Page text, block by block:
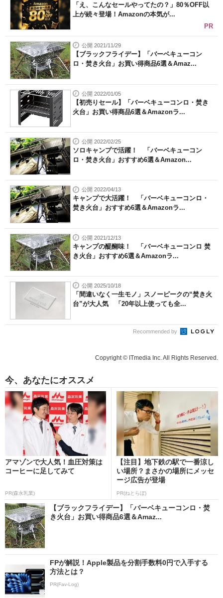
「え、こんなセールやってたの？」80％OFF以
上が続々登場！Amazonの本気が...
PR
公開 2021/11/29
【ブラックフライデー】「バーベキューコン
ロ・焚き火台」お買い得商品6選＆Amaz...
公開 2022/01/05
【初売りセール】「バーベキューコンロ・焚き
火台」お買い得商品6選＆Amazonラ...
公開 2022/02/25
ソロキャンプで活躍！ 「バーベキューコン
ロ・焚き火台」おすすめ6選＆Amazon...
公開 2022/04/13
キャンプで大活躍！ 「バーベキューコンロ・
焚き火台」おすすめ6選＆Amazonラ...
公開 2021/12/13
キャンプの醍醐味！ 「バーベキューコンロ 焚
き火台」おすすめ6選＆Amazonラ...
公開 2025/10/18
「間違いなく一生モノ」スノーピークの“焚き火
台”が大人気 「20年以上使っても全...
Recommended by
Copyright © ITmedia Inc. All Rights Reserved.
今、あなたにオススメ
アマゾンで大人気！血圧対策は
コーヒーに足してみて
PR(森永乳業)
【注目】地下鉄の駅で一番涼し
い場所？まさかの場所にメッセ
ージ広告が登場
PR(ねとらぼ)
【ブラックフライデー】「バーベキューコンロ・焚
き火台」お買い得商品6選＆Amaz...
FPが解説！Apple製品を分割手数料0円で入手する
方法とは？
PR(Fav-Log)